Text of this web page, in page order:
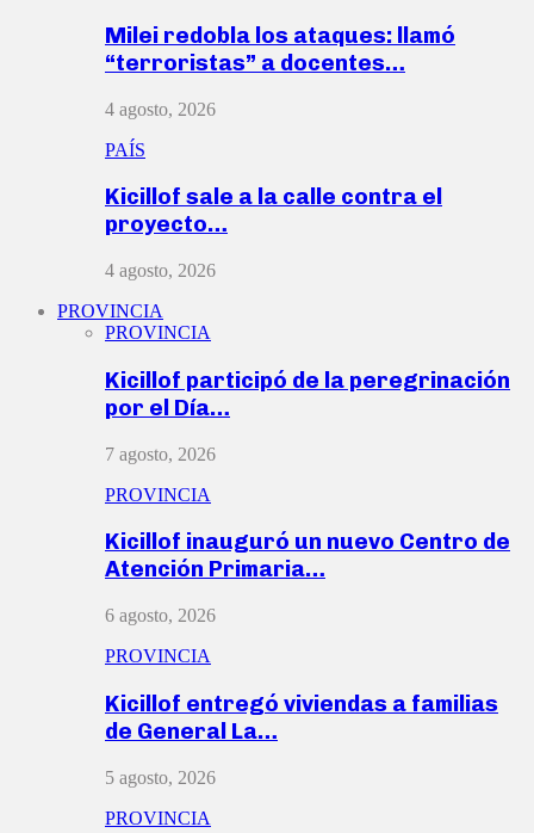
Milei redobla los ataques: llamó
“terroristas” a docentes…
4 agosto, 2026
PAÍS
Kicillof sale a la calle contra el
proyecto…
4 agosto, 2026
PROVINCIA
PROVINCIA
Kicillof participó de la peregrinación
por el Día…
7 agosto, 2026
PROVINCIA
Kicillof inauguró un nuevo Centro de
Atención Primaria…
6 agosto, 2026
PROVINCIA
Kicillof entregó viviendas a familias
de General La…
5 agosto, 2026
PROVINCIA